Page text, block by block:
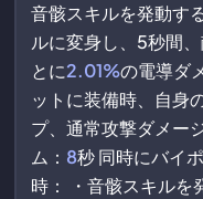
音骸スキルを発動す
ルに変身し、5秒間
とに2.01%の電導ダ
ットに装備時、自身
プ、通常攻撃ダメー
ム： 8秒 同時にバイ
時： ・音骸スキルを